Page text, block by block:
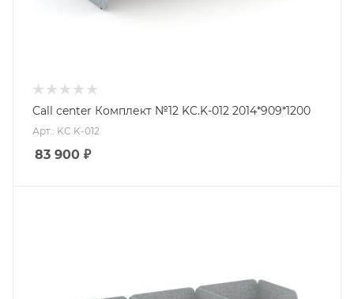
Call center Комплект №12 KC.K-012 2014*909*1200
Арт.: KC.K-012
83 900 ₽